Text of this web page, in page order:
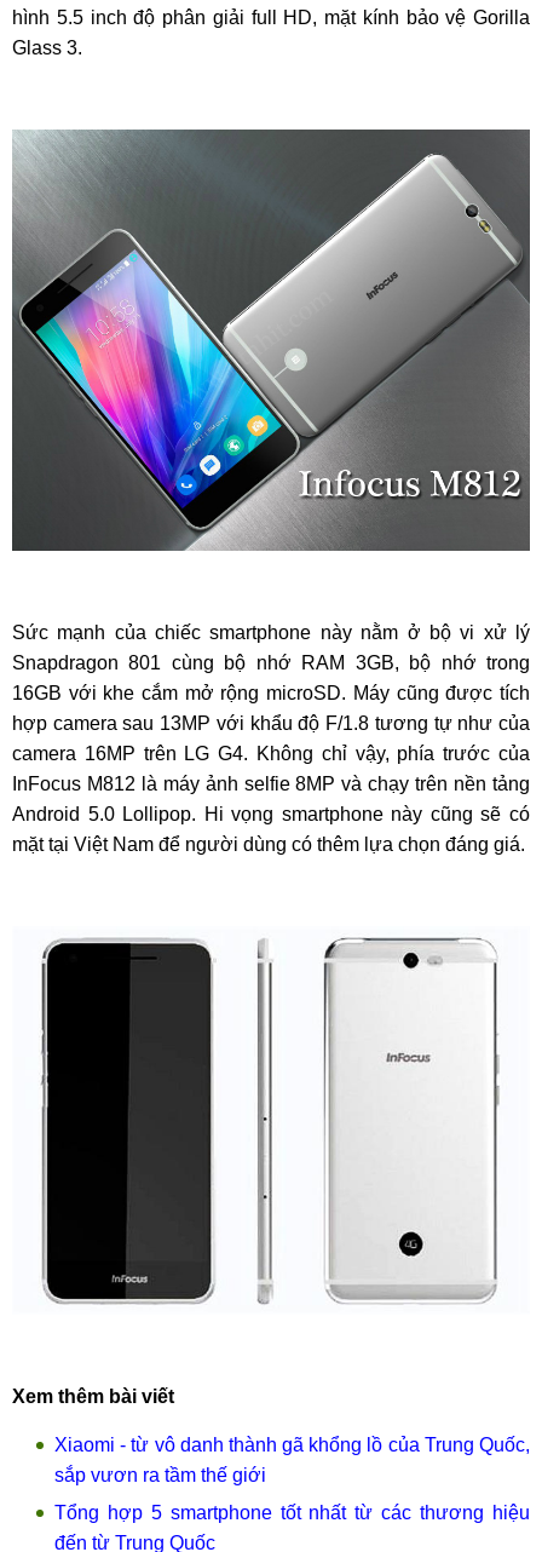
hình 5.5 inch độ phân giải full HD, mặt kính bảo vệ Gorilla
Glass 3.
Sức mạnh của chiếc smartphone này nằm ở bộ vi xử lý
Snapdragon 801 cùng bộ nhớ RAM 3GB, bộ nhớ trong
16GB với khe cắm mở rộng microSD. Máy cũng được tích
hợp camera sau 13MP với khẩu độ F/1.8 tương tự như của
camera 16MP trên LG G4. Không chỉ vậy, phía trước của
InFocus M812 là máy ảnh selfie 8MP và chạy trên nền tảng
Android 5.0 Lollipop. Hi vọng smartphone này cũng sẽ có
mặt tại Việt Nam để người dùng có thêm lựa chọn đáng giá.
Xem thêm bài viết
Xiaomi - từ vô danh thành gã khổng lồ của Trung Quốc,
sắp vươn ra tầm thế giới
Tổng hợp 5 smartphone tốt nhất từ các thương hiệu
đến từ Trung Quốc